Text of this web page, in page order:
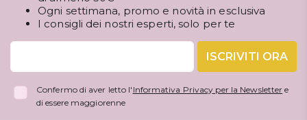
Ogni settimana, promo e novità in esclusiva
I consigli dei nostri esperti, solo per te
ISCRIVITI ORA
Confermo di aver letto l' Informativa Privacy per la Newsletter e
di essere maggiorenne